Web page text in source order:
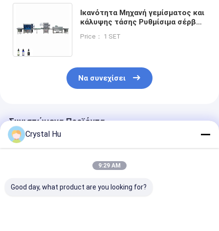
Ικανότητα Μηχανή γεμίσματος και
κάλυψης τάσης Ρυθμίσιμα σέρβο-
ποσοστό κάλυψης
Price： 1 SET
Να συνεχίσει
Συνιστώμενα Προϊόντα
Crystal Hu
9:29 AM
Good day, what product are you looking for?